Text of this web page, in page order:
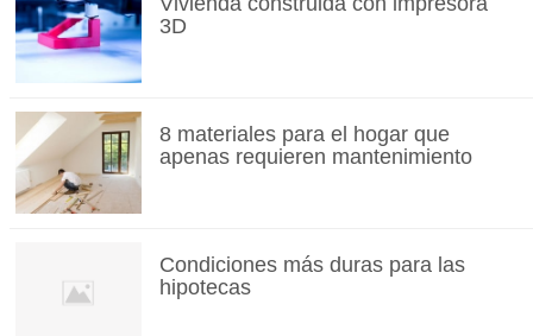
3D
8 materiales para el hogar que
apenas requieren mantenimiento
Condiciones más duras para las
hipotecas